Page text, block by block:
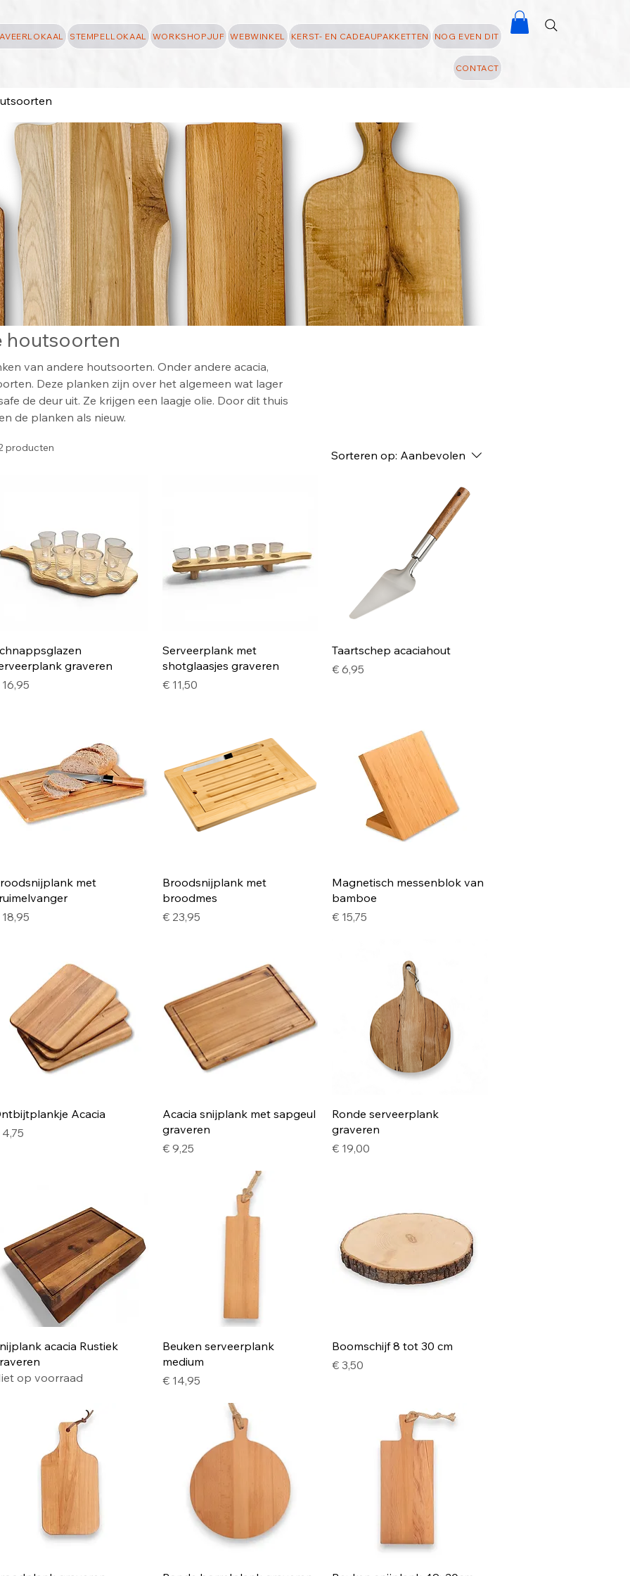
STEMPELLOKAAL WORKSHOPJUF WEBWINKEL KERST- EN CADEAUPAKKETTEN NOG EVEN DIT
CONTACT
houtsoorten
van andere houtsoorten. Onder andere acacia,
Deze planken zijn over het algemeen wat lager
de deur uit. Ze krijgen een laagje olie. Door dit thuis
de planken als nieuw.
producten
Sorteren op: Aanbevolen
Snel overzicht
graveren
Snel overzicht
Serveerplank met
shotglaasjes graveren
Prijs
€ 11,50
Snel overzicht
Taartschep acaciahout
Prijs
€ 6,95
Snel overzicht
met
Snel overzicht
Broodsnijplank met
broodmes
Prijs
€ 23,95
Snel overzicht
Magnetisch messenblok van
bamboe
Prijs
€ 15,75
Snel overzicht
Acacia
Snel overzicht
Acacia snijplank met sapgeul
graveren
Prijs
€ 9,25
Snel overzicht
Ronde serveerplank
graveren
Prijs
€ 19,00
Snel overzicht
acacia Rustiek
op voorraad
Snel overzicht
Beuken serveerplank
medium
Prijs
€ 14,95
Snel overzicht
Boomschijf 8 tot 30 cm
Prijs
€ 3,50